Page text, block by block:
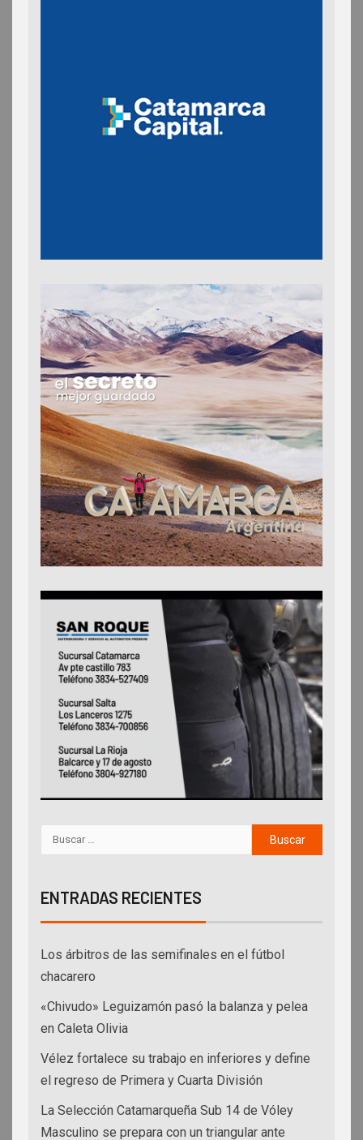
ENTRADAS RECIENTES
Los árbitros de las semifinales en el fútbol
chacarero
«Chivudo» Leguizamón pasó la balanza y pelea
en Caleta Olivia
Vélez fortalece su trabajo en inferiores y define
el regreso de Primera y Cuarta División
La Selección Catamarqueña Sub 14 de Vóley
Masculino se prepara con un triangular ante